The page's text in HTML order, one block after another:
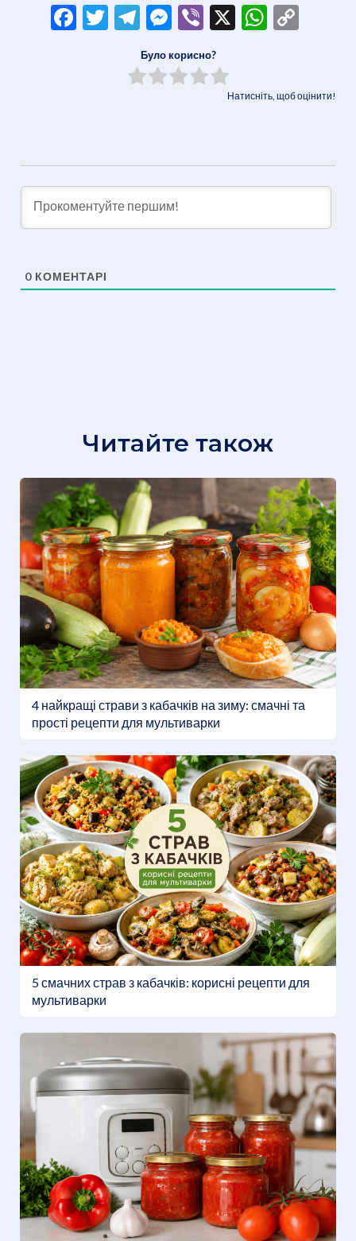
Facebook
Twitter
Telegram
Messenger
Viber
X
Було корисно?
Натисніть, щоб оцінити!
0 КОМЕНТАРІ
Читайте також
4 найкращі страви з кабачків на зиму: смачні та
прості рецепти для мультиварки
5 смачних страв з кабачків: корисні рецепти для
мультиварки